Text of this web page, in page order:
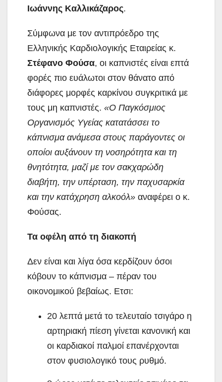
Ιωάννης Καλλικάζαρος.
Σύμφωνα με τον αντιπρόεδρο της
Ελληνικής Καρδιολογικής Εταιρείας κ.
Στέφανο Φούσα, οι καπνιστές είναι επτά
φορές πιο ευάλωτοι στον θάνατο από
διάφορες μορφές καρκίνου συγκριτικά με
τους μη καπνιστές. «Ο Παγκόσμιος
Οργανισμός Υγείας κατατάσσει το
κάπνισμα ανάμεσα στους παράγοντες οι
οποίοι αυξάνουν τη νοσηρότητα και τη
θνητότητα, μαζί με τον σακχαρώδη
διαβήτη, την υπέρταση, την παχυσαρκία
και την κατάχρηση αλκοόλ» αναφέρει ο κ.
Φούσας.
Τα οφέλη από τη διακοπή
Δεν είναι και λίγα όσα κερδίζουν όσοι
κόβουν το κάπνισμα – πέραν του
οικονομικού βεβαίως. Ετσι:
20 λεπτά μετά το τελευταίο τσιγάρο η
αρτηριακή πίεση γίνεται κανονική και
οι καρδιακοί παλμοί επανέρχονται
στον φυσιολογικό τους ρυθμό.